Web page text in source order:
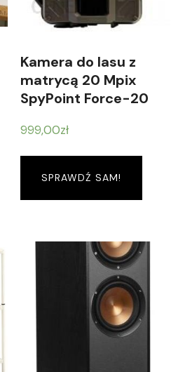
Kamera do lasu z
matrycą 20 Mpix
SpyPoint Force-20
999,00zł
SPRAWDŹ SAM!